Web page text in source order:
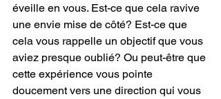
éveille en vous. Est-ce que cela ravive
une envie mise de côté? Est-ce que
cela vous rappelle un objectif que vous
aviez presque oublié? Ou peut-être que
cette expérience vous pointe
doucement vers une direction qui vous